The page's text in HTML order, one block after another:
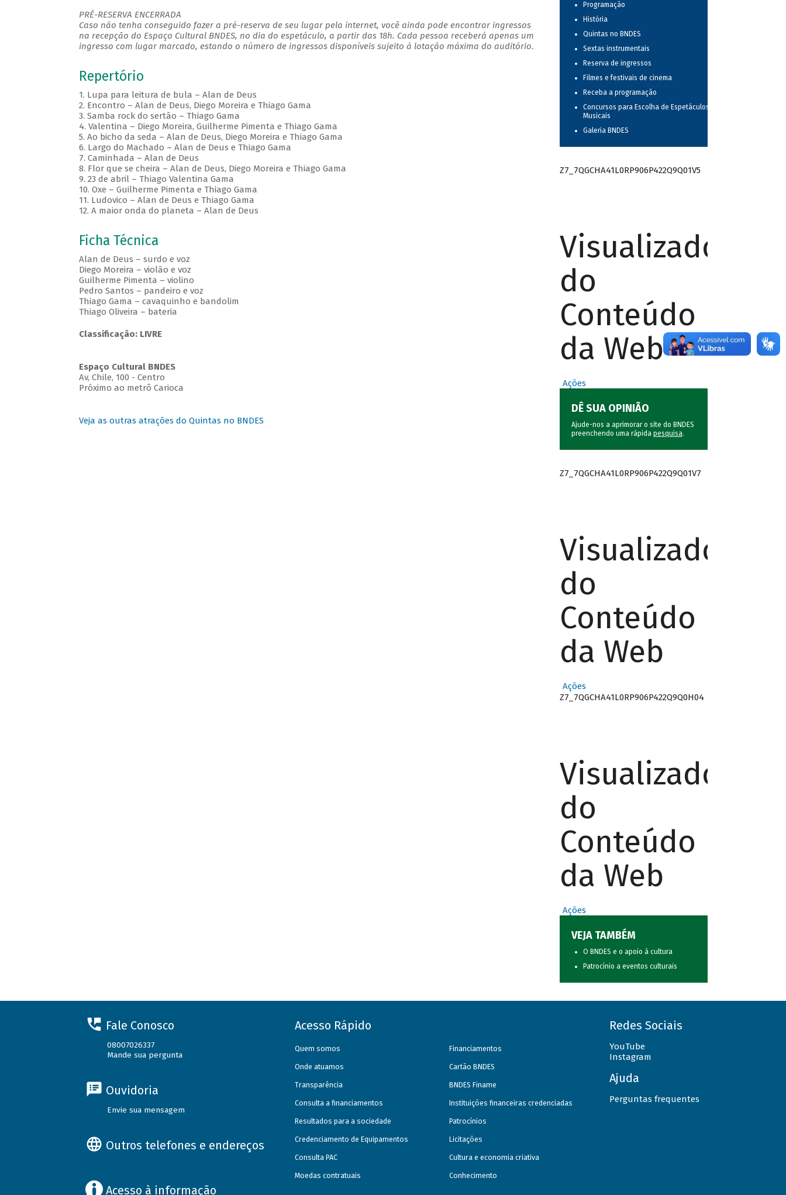
PRÉ-RESERVA ENCERRADA
Caso não tenha conseguido fazer a pré-reserva de seu lugar pela internet, você ainda pode encontrar ingressos
na recepção do Espaço Cultural BNDES, no dia do espetáculo, a partir das 18h. Cada pessoa receberá apenas um
ingresso com lugar marcado, estando o número de ingressos disponíveis sujeito à lotação máxima do auditório.
Repertório
1. Lupa para leitura de bula – Alan de Deus
2. Encontro – Alan de Deus, Diego Moreira e Thiago Gama
3. Samba rock do sertão – Thiago Gama
4. Valentina – Diego Moreira, Guilherme Pimenta e Thiago Gama
5. Ao bicho da seda – Alan de Deus, Diego Moreira e Thiago Gama
6. Largo do Machado – Alan de Deus e Thiago Gama
7. Caminhada – Alan de Deus
8. Flor que se cheira – Alan de Deus, Diego Moreira e Thiago Gama
9. 23 de abril – Thiago Valentina Gama
10. Oxe – Guilherme Pimenta e Thiago Gama
11. Ludovico – Alan de Deus e Thiago Gama
12. A maior onda do planeta – Alan de Deus
Ficha Técnica
Alan de Deus – surdo e voz
Diego Moreira – violão e voz
Guilherme Pimenta – violino
Pedro Santos – pandeiro e voz
Thiago Gama – cavaquinho e bandolim
Thiago Oliveira – bateria
Classificação: LIVRE
Espaço Cultural BNDES
Av, Chile, 100 - Centro
Próximo ao metrô Carioca
Veja as outras atrações do Quintas no BNDES
Programação
História
Quintas no BNDES
Sextas instrumentais
Reserva de ingressos
Filmes e festivais de cinema
Receba a programação
Concursos para Escolha de Espetáculos
Musicais
Galeria BNDES
Z7_7QGCHA41L0RP906P422Q9Q01V5
Visualizador
do
Conteúdo
da Web
Ações
DÊ SUA OPINIÃO
Ajude-nos a aprimorar o site do BNDES
preenchendo uma rápida pesquisa.
Z7_7QGCHA41L0RP906P422Q9Q01V7
Visualizador
do
Conteúdo
da Web
Ações
Z7_7QGCHA41L0RP906P422Q9Q0H04
Visualizador
do
Conteúdo
da Web
Ações
VEJA TAMBÉM
O BNDES e o apoio à cultura
Patrocínio a eventos culturais
Fale Conosco
08007026337
Mande sua pergunta
Ouvidoria
Envie sua mensagem
Outros telefones e endereços
Acesso à informação
Acesso Rápido
Quem somos
Onde atuamos
Transparência
Consulta a financiamentos
Resultados para a sociedade
Credenciamento de Equipamentos
Consulta PAC
Moedas contratuais
Financiamentos
Cartão BNDES
BNDES Finame
Instituições financeiras credenciadas
Patrocínios
Licitações
Cultura e economia criativa
Conhecimento
Redes Sociais
YouTube
Instagram
Ajuda
Perguntas frequentes